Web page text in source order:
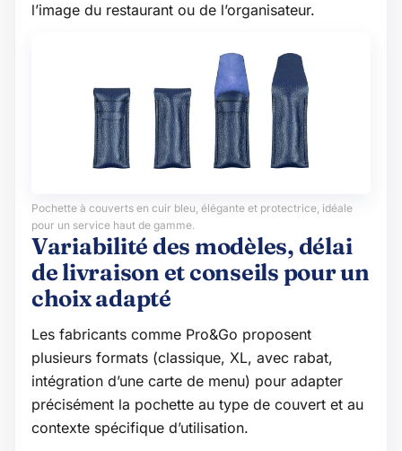
l’image du restaurant ou de l’organisateur.
Pochette à couverts en cuir bleu, élégante et protectrice, idéale
pour un service haut de gamme.
Variabilité des modèles, délai
de livraison et conseils pour un
choix adapté
Les fabricants comme Pro&Go proposent
plusieurs formats (classique, XL, avec rabat,
intégration d’une carte de menu) pour adapter
précisément la pochette au type de couvert et au
contexte spécifique d’utilisation.